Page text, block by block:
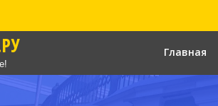
Главная